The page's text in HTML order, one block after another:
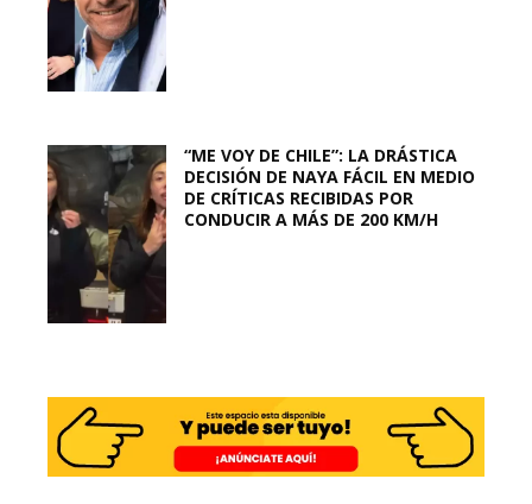
“ME VOY DE CHILE”: LA DRÁSTICA
DECISIÓN DE NAYA FÁCIL EN MEDIO
DE CRÍTICAS RECIBIDAS POR
CONDUCIR A MÁS DE 200 KM/H